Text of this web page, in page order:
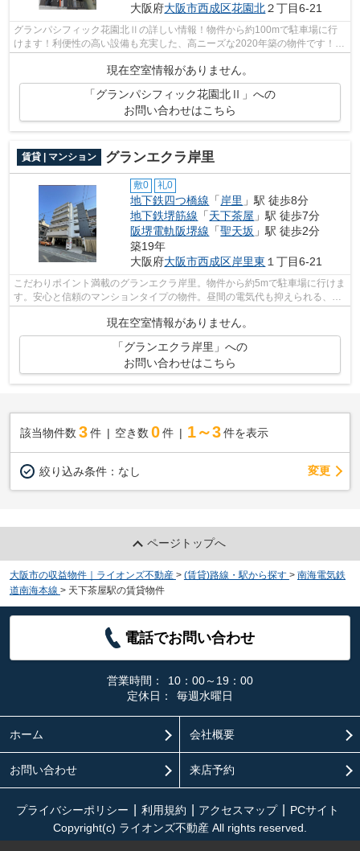
大阪府大阪市西成区花園北２丁目6-21
グランパシフィック花園北Ⅱの詳しい情報！物件から約100mで駐車場に行
けます！利便性の高い設備も充実した、高ニーズな2020年築の物件です！敷
現在空室情報がありません。
「グランパシフィック花園北Ⅱ」への
お問い合わせはこちら
賃貸 | マンション グランエクラ岸里
敷0 礼0
地下鉄四つ橋線 「岸里 」駅 徒歩8分
地下鉄堺筋線 「天下茶屋 」駅 徒歩7分
阪堺電軌阪堺線 「聖天坂 」駅 徒歩2分
築19年
大阪府大阪市西成区岸里東 １丁目6-21
こだわりポイント満載のグランエクラ岸里。物件から約5mで駐車場に行けま
す。安心と信頼のマンションタイプの物件。昼間の電気代も抑えられる、明
るい室内環境のあるマンションです。...
現在空室情報がありません。
「グランエクラ岸里」への
お問い合わせはこちら
該当物件数 3件 空き数 0 件 1～3 件を表示
絞り込み条件： なし 変更
ページトップへ
大阪市の収益物件｜ライオンズ不動産 > (賃貸)路線・駅から探す > 南海電気鉄
道南海本線 > 天下茶屋駅の賃貸物件
電話でお問い合わせ
営業時間：
10：00～19：00
定休日：
毎週水曜日
ホーム 会社概要
お問い合わせ 来店予約
プライバシーポリシー 利用規約 アクセスマップ
PCサイト
Copyright(c) ライオンズ不動産 All rights reserved.